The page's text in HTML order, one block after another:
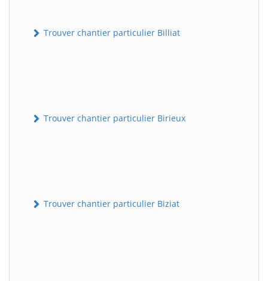
Trouver chantier particulier Billiat
Trouver chantier particulier Birieux
Trouver chantier particulier Biziat